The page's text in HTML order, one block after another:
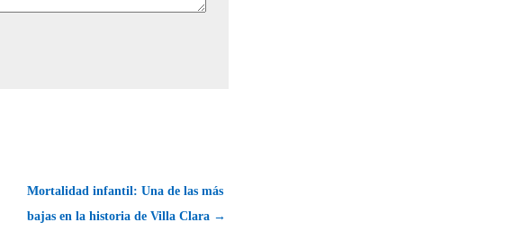
Mortalidad infantil: Una de las más
bajas en la historia de Villa Clara →